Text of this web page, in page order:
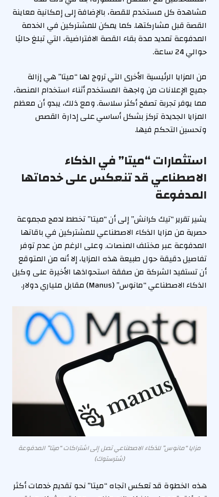
مشاهدة كل مستخدم للقصة، بالإضافة إلى إمكانية معاينة
القصة قبل مشاركتها. كما يمكن للمشتركين في الخدمة
المدفوعة تمديد مدة بقاء القصة الافتراضية، التي تبلغ حاليًا
حوالي 24 ساعة.
من المزايا الرئيسية الأخرى التي تروج لها “ميتا” هي إزالة
جميع الإعلانات من واجهة المستخدم أثناء استخدام المنصة،
مما يوفر تجربة تصفح أكثر سلاسة. ومع ذلك، يبدو أن معظم
المزايا الجديدة تركز بشكل أساسي على إدارة القصص
وتحسين التحكم فيها.
استثمارات “ميتا” في الذكاء
الاصطناعي قد تنعكس على خدماتها
المدفوعة
يشير تقرير “تيك كرانش” إلى أن “ميتا” تخطط لدمج مجموعة
حصرية من مزايا الذكاء الاصطناعي للمشتركين في باقاتها
المدفوعة عبر مختلف المنصات. وعلى الرغم من عدم توفر
تفاصيل دقيقة حول طبيعة هذه المزايا، إلا أنه من المتوقع
أن تستفيد الشركة من صفقة استحواذها الأخيرة على وكيل
الذكاء الاصطناعي “مانوس” (Manus) مقابل ملياري دولار.
مزايا “مانوس” للذكاء الاصطناعي تصل إلى اشتراكات “ميتا” المدفوعة
(شترستوك)
هذه الخطوة قد تعكس اتجاه “ميتا” نحو تقديم خدمات أكثر